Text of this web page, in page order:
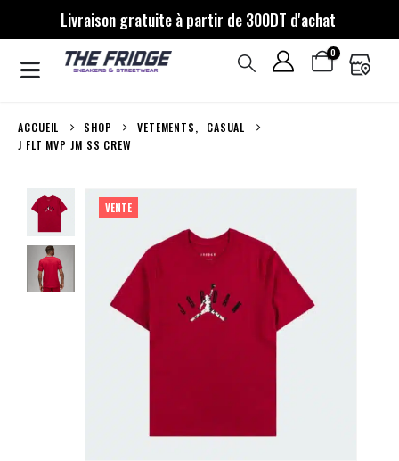
Livraison gratuite à partir de 300DT d'achat
0
ACCUEIL SHOP VETEMENTS,
CASUAL
J FLT MVP JM SS CREW
VENTE